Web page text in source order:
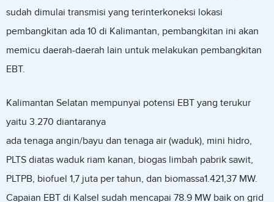
sudah dimulai transmisi yang terinterkoneksi lokasi
pembangkitan ada 10 di Kalimantan, pembangkitan ini akan
memicu daerah-daerah lain untuk melakukan pembangkitan
EBT.
Kalimantan Selatan mempunyai potensi EBT yang terukur
yaitu 3.270 diantaranya
ada tenaga angin/bayu dan tenaga air (waduk), mini hidro,
PLTS diatas waduk riam kanan, biogas limbah pabrik sawit,
PLTPB, biofuel 1,7 juta per tahun, dan biomassa1.421,37 MW.
Capaian EBT di Kalsel sudah mencapai 78.9 MW baik on grid